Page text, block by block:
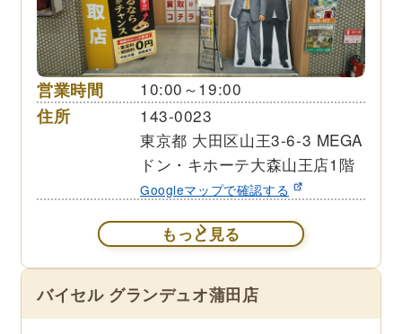
営業時間 10:00～19:00
住所
143-0023
東京都 大田区山王3-6-3 MEGA
ドン・キホーテ大森山王店1階
Googleマップで確認する
もっと見る
バイセル グランデュオ蒲田店